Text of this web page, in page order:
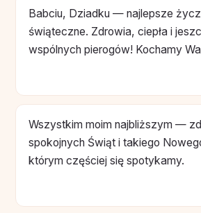
Babciu, Dziadku — najlepsze
świąteczne. Zdrowia, ciepła i
wspólnych pierogów! Kochamy
Wszystkim moim najbliższym —
spokojnych Świąt i takiego
którym częściej się spotykamy.